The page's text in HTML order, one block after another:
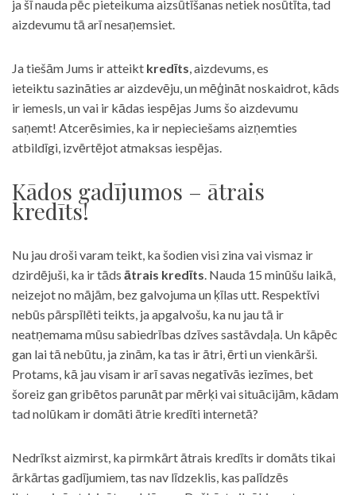
ja šī nauda pēc pieteikuma aizsūtīšanas netiek nosūtīta, tad
aizdevumu tā arī nesaņemsiet.
Ja tiešām Jums ir atteikt kredīts, aizdevums, es
ieteiktu sazināties ar aizdevēju, un mēģināt noskaidrot, kāds
ir iemesls, un vai ir kādas iespējas Jums šo aizdevumu
saņemt! Atcerēsimies, ka ir nepieciešams aizņemties
atbildīgi, izvērtējot atmaksas iespējas.
Kādos gadījumos – ātrais
kredīts!
Nu jau droši varam teikt, ka šodien visi zina vai vismaz ir
dzirdējuši, ka ir tāds ātrais kredīts. Nauda 15 minūšu laikā,
neizejot no mājām, bez galvojuma un ķīlas utt. Respektīvi
nebūs pārspīlēti teikts, ja apgalvošu, ka nu jau tā ir
neatņemama mūsu sabiedrības dzīves sastāvdaļa. Un kāpēc
gan lai tā nebūtu, ja zinām, ka tas ir ātri, ērti un vienkārši.
Protams, kā jau visam ir arī savas negatīvās iezīmes, bet
šoreiz gan gribētos parunāt par mērķi vai situācijām, kādam
tad nolūkam ir domāti ātrie kredīti internetā?
Nedrīkst aizmirst, ka pirmkārt ātrais kredīts ir domāts tikai
ārkārtas gadījumiem, tas nav līdzeklis, kas palīdzēs